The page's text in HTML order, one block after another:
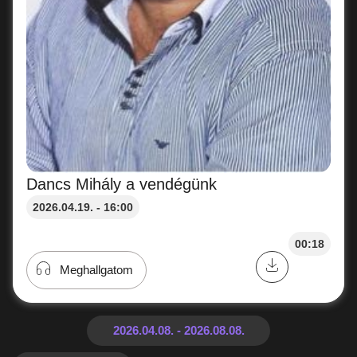
Dancs Mihály a vendégünk
2026.04.19. - 16:00
00:18
Meghallgatom